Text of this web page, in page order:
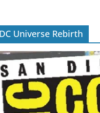
DC Universe Rebirth